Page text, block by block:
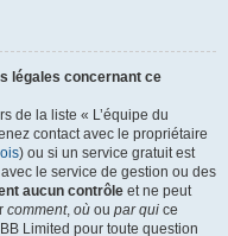
légales concernant ce
de la liste « L’équipe du
contact avec le propriétaire
) ou si un service gratuit est
le service de gestion ou des
aucun contrôle et ne peut
comment, où ou par qui ce
Limited pour toute question